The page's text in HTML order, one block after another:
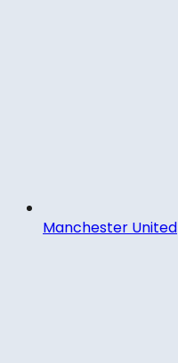
Manchester United